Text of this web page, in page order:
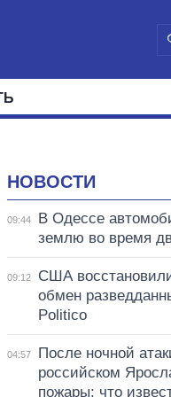
НОВОСТИ
09:44
В Одессе
землю во время
09:12
США
обмен
Politico
04:57
После ночной
российском
пожары: что